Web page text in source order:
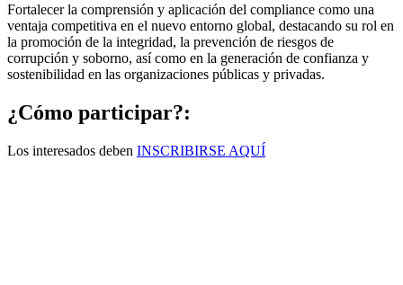
Fortalecer la comprensión y aplicación del compliance como una
ventaja competitiva en el nuevo entorno global, destacando su rol en
la promoción de la integridad, la prevención de riesgos de
corrupción y soborno, así como en la generación de confianza y
sostenibilidad en las organizaciones públicas y privadas.
¿Cómo participar?:
Los interesados deben INSCRIBIRSE AQUÍ